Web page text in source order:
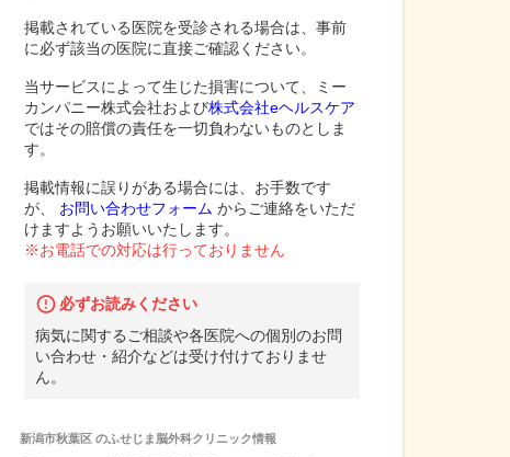
掲載されている医院を受診される場合は、事前
に必ず該当の医院に直接ご確認ください。
当サービスによって生じた損害について、ミー
カンパニー株式会社および株式会社eヘルスケア
ではその賠償の責任を一切負わないものとしま
す。
掲載情報に誤りがある場合には、お手数です
が、
お問い合わせフォーム からご連絡をいただ
けますようお願いいたします。
※お電話での対応は行っておりません
必ずお読みください
病気に関するご相談や各医院への個別のお問
い合わせ・紹介などは受け付けておりませ
ん。
新潟市秋葉区のふせじま脳外科クリニック情報